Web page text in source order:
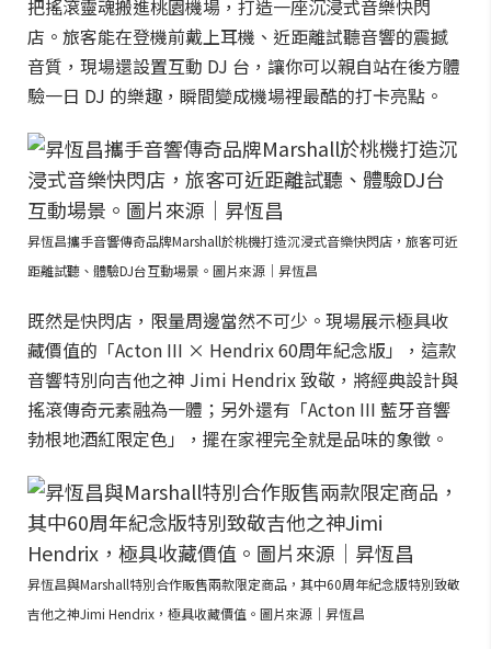
把搖滾靈魂搬進桃園機場，打造一座沉浸式音樂快閃
店。旅客能在登機前戴上耳機、近距離試聽音響的震撼
音質，現場還設置互動 DJ 台，讓你可以親自站在後方體
驗一日 DJ 的樂趣，瞬間變成機場裡最酷的打卡亮點。
昇恆昌攜手音響傳奇品牌Marshall於桃機打造沉浸式音樂快閃店，旅客可近
距離試聽、體驗DJ台互動場景。圖片來源｜昇恆昌
既然是快閃店，限量周邊當然不可少。現場展示極具收
藏價值的「Acton III × Hendrix 60周年紀念版」，這款
音響特別向吉他之神 Jimi Hendrix 致敬，將經典設計與
搖滾傳奇元素融為一體；另外還有「Acton III 藍牙音響
勃根地酒紅限定色」，擺在家裡完全就是品味的象徵。
昇恆昌與Marshall特別合作販售兩款限定商品，其中60周年紀念版特別致敬
吉他之神Jimi Hendrix，極具收藏價值。圖片來源｜昇恆昌